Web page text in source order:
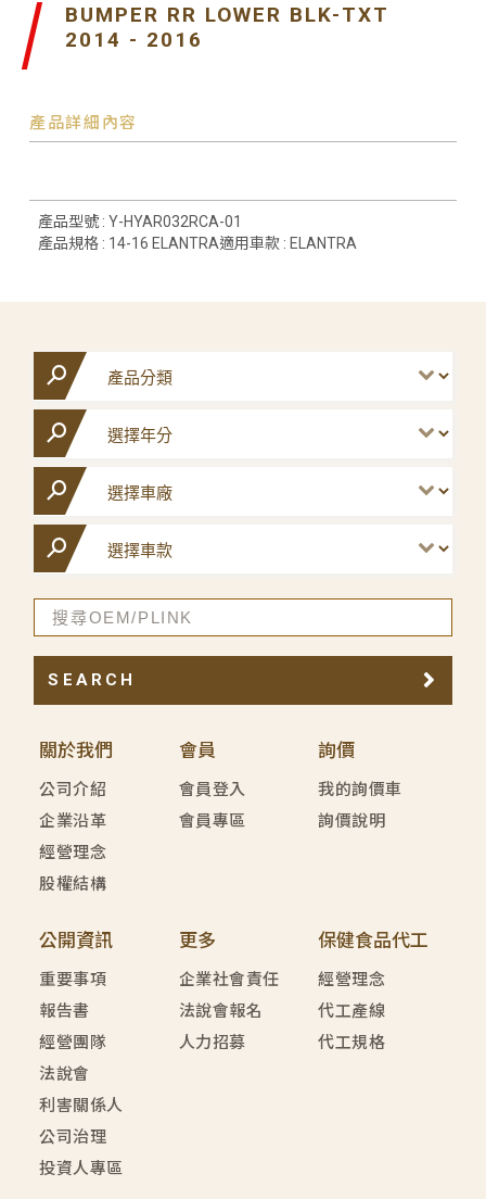
BUMPER RR LOWER BLK-TXT
2014 - 2016
產品詳細內容
產品型號 : Y-HYAR032RCA-01
產品規格 : 14-16 ELANTRA適用車款 : ELANTRA
關於我們
公司介紹
企業沿革
經營理念
股權結構
會員
會員登入
會員專區
詢價
我的詢價車
詢價說明
公開資訊
重要事項
報告書
經營團隊
法說會
利害關係人
公司治理
投資人專區
更多
企業社會責任
法說會報名
人力招募
保健食品代工
經營理念
代工產線
代工規格
SEARCH